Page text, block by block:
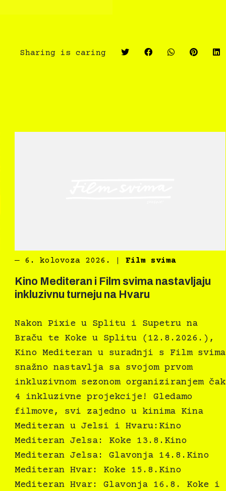
Sharing is caring
― 6. kolovoza 2026. Film svima
Kino Mediteran i Film svima nastavljaju
inkluzivnu turneju na Hvaru
Nakon Pixie u Splitu i Supetru na
Braču te Koke u Splitu (12.8.2026.),
Kino Mediteran u suradnji s Film svima
snažno nastavlja sa svojom prvom
inkluzivnom sezonom organiziranjem čak
4 inkluzivne projekcije! Gledamo
filmove, svi zajedno u kinima Kina
Mediteran u Jelsi i Hvaru:Kino
Mediteran Jelsa: Koke 13.8.Kino
Mediteran Jelsa: Glavonja 14.8.Kino
Mediteran Hvar: Koke 15.8.Kino
Mediteran Hvar: Glavonja 16.8. Koke i